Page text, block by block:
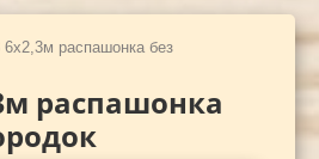
распашонка без
распашонка